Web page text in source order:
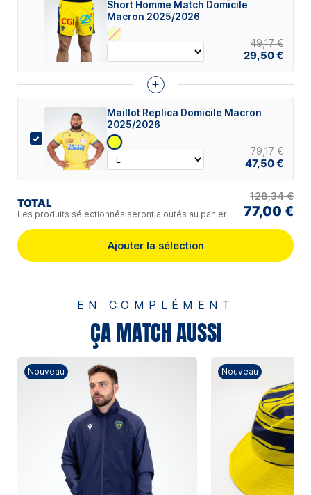
Short Homme Match Domicile
Macron 2025/2026
49,17 €
29,50 €
+
Maillot Replica Domicile Macron
2025/2026
79,17 €
47,50 €
TOTAL
Les produits sélectionnés seront ajoutés au panier
128,34 €
77,00 €
Ajouter la sélection
EN COMPLÉMENT
ÇA MATCH AUSSI
Nouveau Nouveau